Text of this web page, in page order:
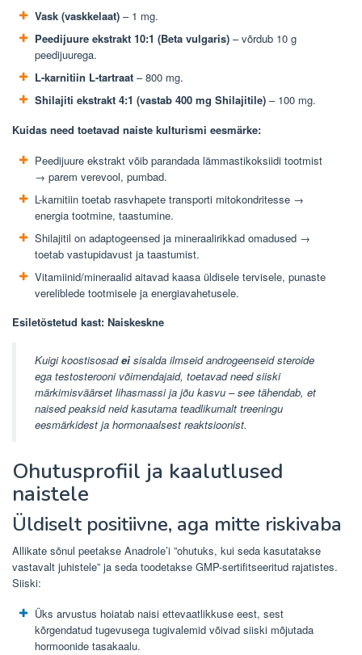
Vask (vaskkelaat) – 1 mg.
Peedijuure ekstrakt 10:1 (Beta vulgaris) – võrdub 10 g
peedijuurega.
L-karnitiin L-tartraat – 800 mg.
Shilajiti ekstrakt 4:1 (vastab 400 mg Shilajitile) – 100 mg.
Kuidas need toetavad naiste kulturismi eesmärke:
Peedijuure ekstrakt võib parandada lämmastikoksiidi tootmist
→ parem verevool, pumbad.
L-karnitiin toetab rasvhapete transporti mitokondritesse →
energia tootmine, taastumine.
Shilajitil on adaptogeensed ja mineraalirikkad omadused →
toetab vastupidavust ja taastumist.
Vitamiinid/mineraalid aitavad kaasa üldisele tervisele, punaste
vereliblede tootmisele ja energiavahetusele.
Esiletõstetud kast: Naiskeskne
Kuigi koostisosadei sisalda ilmseid androgeenseid steroide
ega testosterooni võimendajaid, toetavad need siiski
märkimisväärset lihasmassi ja jõu kasvu – see tähendab, et
naised peaksid neid kasutama teadlikumalt treeningu
eesmärkidest ja hormonaalsest reaktsioonist.
Ohutusprofiil ja kaalutlused
naistele
Üldiselt positiivne, aga mitte riskivaba
Allikate sõnul peetakse Anadrole’i ​​”ohutuks, kui seda kasutatakse
vastavalt juhistele” ja seda toodetakse GMP-sertifitseeritud rajatistes.
Siiski:
Üks arvustus hoiatab naisi ettevaatlikkuse eest, sest
kõrgendatud tugevusega tugivalemid võivad siiski mõjutada
hormoonide tasakaalu.